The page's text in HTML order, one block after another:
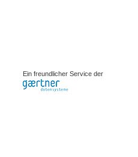
Ein freundlicher Service der